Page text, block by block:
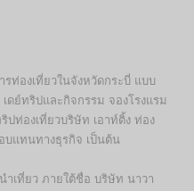
ท่องเที่ยวในจังหวัดกระบี่ แบบ
ดย์ทริปและกิจกรรม จองโรงแรม
ท่องเที่ยวบริษัท เอาท์ติ้ง ท่อง
บแทนทางธุรกิจ เป็นต้น
เที่ยว ภายใต้ชื่อ บริษัท นาวา